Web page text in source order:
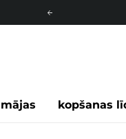
mājas kopšanas